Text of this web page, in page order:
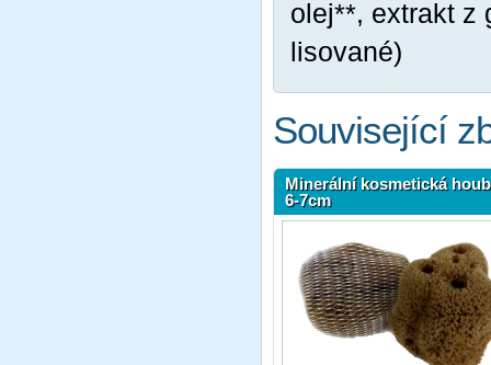
olej**, extrakt z
lisované)
Související
Minerální kosmetická
6-7cm